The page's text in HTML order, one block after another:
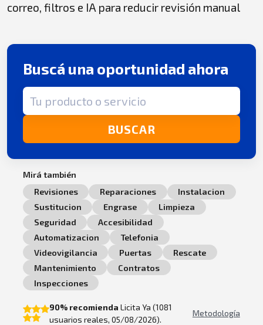
correo, filtros e IA para reducir revisión manual
Buscá una oportunidad ahora
Término de búsqueda
BUSCAR
Mirá también
Revisiones
Reparaciones
Instalacion
Sustitucion
Engrase
Limpieza
Seguridad
Accesibilidad
Automatizacion
Telefonia
Videovigilancia
Puertas
Rescate
Mantenimiento
Contratos
Inspecciones
90% recomienda Licita Ya (1081
usuarios reales, 05/08/2026).
Metodología